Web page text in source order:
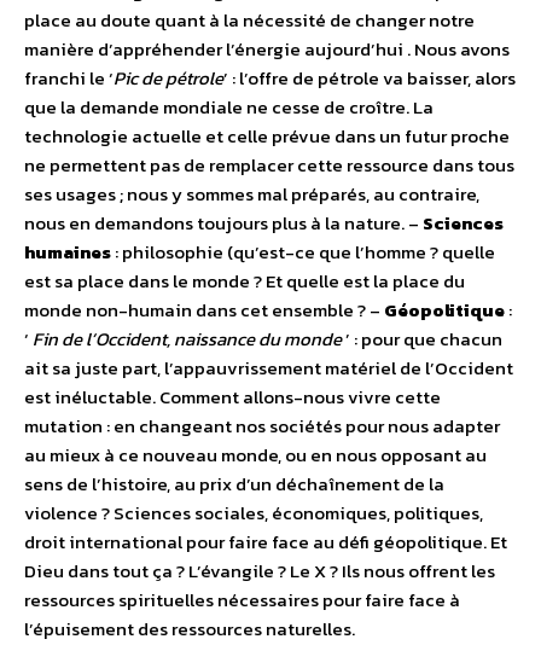
place au doute quant à la nécessité de changer notre
manière d’appréhender l’énergie aujourd’hui . Nous avons
franchi le ‘Pic de pétrole’ : l’offre de pétrole va baisser, alors
que la demande mondiale ne cesse de croître. La
technologie actuelle et celle prévue dans un futur proche
ne permettent pas de remplacer cette ressource dans tous
ses usages ; nous y sommes mal préparés, au contraire,
nous en demandons toujours plus à la nature. – Sciences
humaines: philosophie (qu’est-ce que l’homme ? quelle
est sa place dans le monde ? Et quelle est la place du
monde non-humain dans cet ensemble ? – Géopolitique:
‘ Fin de l’Occident, naissance du monde’ : pour que chacun
ait sa juste part, l’appauvrissement matériel de l’Occident
est inéluctable. Comment allons-nous vivre cette
mutation : en changeant nos sociétés pour nous adapter
au mieux à ce nouveau monde, ou en nous opposant au
sens de l’histoire, au prix d’un déchaînement de la
violence ? Sciences sociales, économiques, politiques,
droit international pour faire face au défi géopolitique. Et
Dieu dans tout ça ? L’évangile ? Le X ? Ils nous offrent les
ressources spirituelles nécessaires pour faire face à
l’épuisement des ressources naturelles.